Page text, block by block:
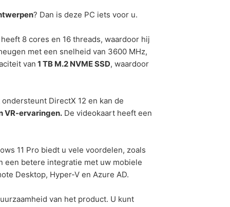
? Dan is deze PC iets voor u.
8 cores en 16 threads, waardoor hij
met een snelheid van 3600 MHz,
van 1 TB M.2 NVME SSD, waardoor
DirectX 12 en kan de
VR-ervaringen. De videokaart heeft een
11 Pro biedt u vele voordelen, zoals
een betere integratie met uw mobiele
Desktop, Hyper-V en Azure AD.
van het product. U kunt